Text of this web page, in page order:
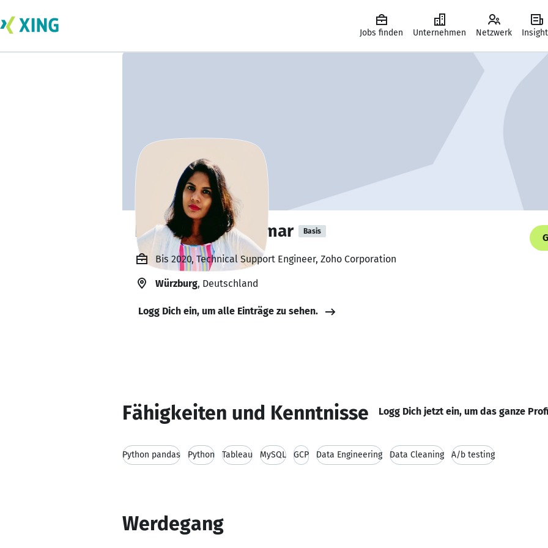
Jobs finden Unternehmen Netzwerk
Haritha Vijayakumar Basis
Bis 2020, Technical Support Engineer, Zoho Corporation
Würzburg, Deutschland
Logg Dich ein, um alle Einträge zu sehen.
Fähigkeiten und Kenntnisse Logg Dich jetzt ein, um das ganze
Python pandas Python Tableau MySQL GCP Data Engineering Data Cleaning A/b testing
Werdegang